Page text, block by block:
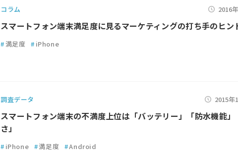
コラム 2016
スマートフォン端末満足度に見るマーケティングの打ち手のヒン
#満足度 # iPhone
調査データ 2015年
スマートフォン端末の不満度上位は「バッテリー」「防水機能」
さ」
# iPhone #満足度 #Android